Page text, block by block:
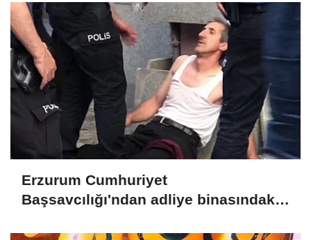
Erzurum Cumhuriyet
Başsavcılığı'ndan adliye binasındaki